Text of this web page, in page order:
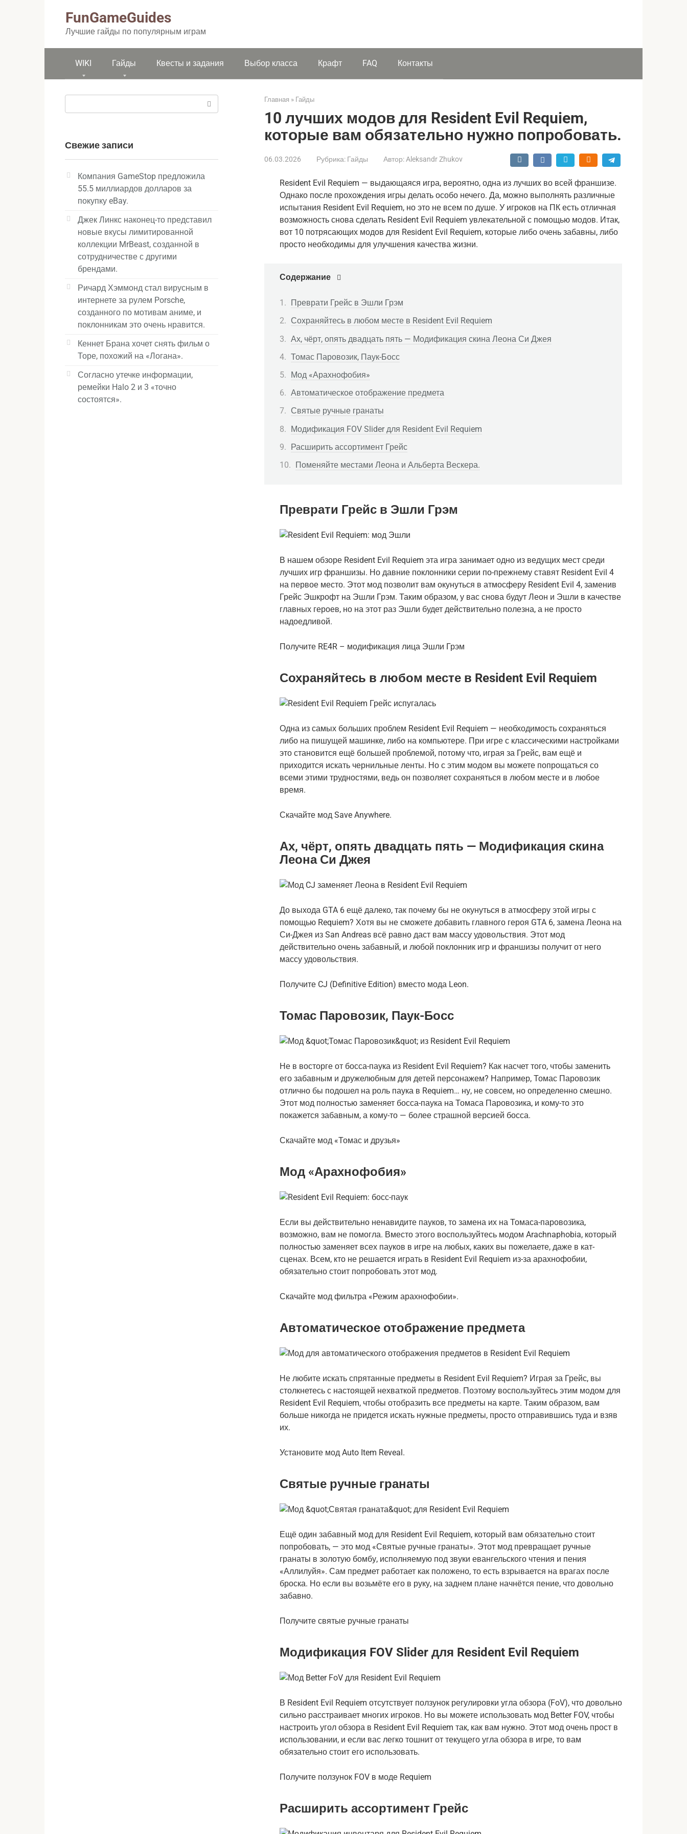
FunGameGuides
Лучшие гайды по популярным играм
WIKI Гайды Квесты и задания Выбор класса Крафт FAQ Контакты
Главная » Гайды
10 лучших модов для Resident Evil Requiem,
которые вам обязательно нужно попробовать.
06.03.2026 Рубрика: Гайды Автор: Aleksandr Zhukov
Resident Evil Requiem — выдающаяся игра, вероятно, одна из лучших во всей франшизе.
Однако после прохождения игры делать особо нечего. Да, можно выполнять различные
испытания Resident Evil Requiem, но это не всем по душе. У игроков на ПК есть отличная
возможность снова сделать Resident Evil Requiem увлекательной с помощью модов. Итак,
вот 10 потрясающих модов для Resident Evil Requiem, которые либо очень забавны, либо
просто необходимы для улучшения качества жизни.
Содержание
Преврати Грейс в Эшли Грэм
Сохраняйтесь в любом месте в Resident Evil Requiem
Ах, чёрт, опять двадцать пять — Модификация скина Леона Си Джея
Томас Паровозик, Паук-Босс
Мод «Арахнофобия»
Автоматическое отображение предмета
Святые ручные гранаты
Модификация FOV Slider для Resident Evil Requiem
Расширить ассортимент Грейс
Поменяйте местами Леона и Альберта Вескера.
Преврати Грейс в Эшли Грэм
В нашем обзоре Resident Evil Requiem эта игра занимает одно из ведущих мест среди
лучших игр франшизы. Но давние поклонники серии по-прежнему ставят Resident Evil 4
на первое место. Этот мод позволит вам окунуться в атмосферу Resident Evil 4, заменив
Грейс Эшкрофт на Эшли Грэм. Таким образом, у вас снова будут Леон и Эшли в качестве
главных героев, но на этот раз Эшли будет действительно полезна, а не просто
надоедливой.
Получите RE4R – модификация лица Эшли Грэм
Сохраняйтесь в любом месте в Resident Evil Requiem
Одна из самых больших проблем Resident Evil Requiem — необходимость сохраняться
либо на пишущей машинке, либо на компьютере. При игре с классическими настройками
это становится ещё большей проблемой, потому что, играя за Грейс, вам ещё и
приходится искать чернильные ленты. Но с этим модом вы можете попрощаться со
всеми этими трудностями, ведь он позволяет сохраняться в любом месте и в любое
время.
Скачайте мод Save Anywhere.
Ах, чёрт, опять двадцать пять — Модификация скина
Леона Си Джея
До выхода GTA 6 ещё далеко, так почему бы не окунуться в атмосферу этой игры с
помощью Requiem? Хотя вы не сможете добавить главного героя GTA 6, замена Леона на
Си-Джея из San Andreas всё равно даст вам массу удовольствия. Этот мод
действительно очень забавный, и любой поклонник игр и франшизы получит от него
массу удовольствия.
Получите CJ (Definitive Edition) вместо мода Leon.
Томас Паровозик, Паук-Босс
Не в восторге от босса-паука из Resident Evil Requiem? Как насчет того, чтобы заменить
его забавным и дружелюбным для детей персонажем? Например, Томас Паровозик
отлично бы подошел на роль паука в Requiem… ну, не совсем, но определенно смешно.
Этот мод полностью заменяет босса-паука на Томаса Паровозика, и кому-то это
покажется забавным, а кому-то — более страшной версией босса.
Скачайте мод «Томас и друзья»
Мод «Арахнофобия»
Если вы действительно ненавидите пауков, то замена их на Томаса-паровозика,
возможно, вам не помогла. Вместо этого воспользуйтесь модом Arachnaphobia, который
полностью заменяет всех пауков в игре на любых, каких вы пожелаете, даже в кат-
сценах. Всем, кто не решается играть в Resident Evil Requiem из-за арахнофобии,
обязательно стоит попробовать этот мод.
Скачайте мод фильтра «Режим арахнофобии».
Автоматическое отображение предмета
Не любите искать спрятанные предметы в Resident Evil Requiem? Играя за Грейс, вы
столкнетесь с настоящей нехваткой предметов. Поэтому воспользуйтесь этим модом для
Resident Evil Requiem, чтобы отобразить все предметы на карте. Таким образом, вам
больше никогда не придется искать нужные предметы, просто отправившись туда и взяв
их.
Установите мод Auto Item Reveal.
Святые ручные гранаты
Ещё один забавный мод для Resident Evil Requiem, который вам обязательно стоит
попробовать, — это мод «Святые ручные гранаты». Этот мод превращает ручные
гранаты в золотую бомбу, исполняемую под звуки евангельского чтения и пения
«Аллилуйя». Сам предмет работает как положено, то есть взрывается на врагах после
броска. Но если вы возьмёте его в руку, на заднем плане начнётся пение, что довольно
забавно.
Получите святые ручные гранаты
Модификация FOV Slider для Resident Evil Requiem
В Resident Evil Requiem отсутствует ползунок регулировки угла обзора (FoV), что довольно
сильно расстраивает многих игроков. Но вы можете использовать мод Better FOV, чтобы
настроить угол обзора в Resident Evil Requiem так, как вам нужно. Этот мод очень прост в
использовании, и если вас легко тошнит от текущего угла обзора в игре, то вам
обязательно стоит его использовать.
Получите ползунок FOV в моде Requiem
Расширить ассортимент Грейс
Свежие записи
Компания GameStop предложила
55.5 миллиардов долларов за
покупку eBay.
Джек Линкс наконец-то представил
новые вкусы лимитированной
коллекции MrBeast, созданной в
сотрудничестве с другими
брендами.
Ричард Хэммонд стал вирусным в
интернете за рулем Porsche,
созданного по мотивам аниме, и
поклонникам это очень нравится.
Кеннет Брана хочет снять фильм о
Торе, похожий на «Логана».
Согласно утечке информации,
ремейки Halo 2 и 3 «точно
состоятся».